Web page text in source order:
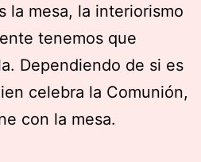
la mesa, la interiorismo
tenemos que
Dependiendo de si es
celebra la Comunión,
con la mesa.